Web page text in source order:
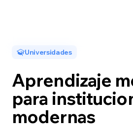
Universidades
Aprendizaje
para
modernas